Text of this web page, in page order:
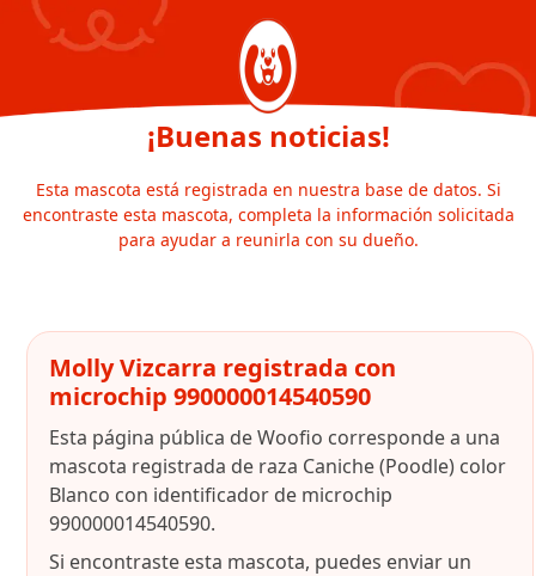
¡Buenas noticias!
Esta mascota está registrada en nuestra base de datos. Si
encontraste esta mascota, completa la información solicitada
para ayudar a reunirla con su dueño.
Molly Vizcarra registrada con
microchip 990000014540590
Esta página pública de Woofio corresponde a una
mascota registrada de raza Caniche (Poodle) color
Blanco con identificador de microchip
990000014540590.
Si encontraste esta mascota, puedes enviar un